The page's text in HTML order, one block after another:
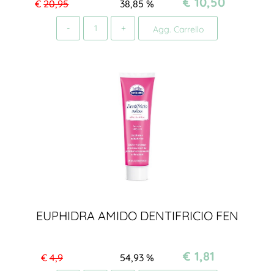
€ 20,95 %
38,85
Agg. Carrello
EUPHIDRA AMIDO DENTIFRICIO FEN
€4,9 %
54,93 € 1,81